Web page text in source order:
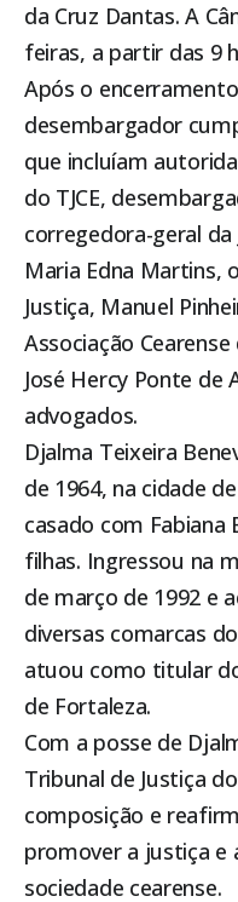
da Cruz Dantas. A
feiras, a partir das 9
Após o
desembargador
que incluíam
do TJCE,
corregedora-geral
Maria Edna Martins,
Justiça, Manuel
Associação
José Hercy Ponte de
advogados.
Djalma Teixeira
de 1964, na cidade de
casado com Fabiana
filhas. Ingressou na
de março de 1992 e
diversas comarcas
atuou como titular do
de Fortaleza.
Com a posse de
Tribunal de Justiça
composição e
promover a justiça e
sociedade cearense.